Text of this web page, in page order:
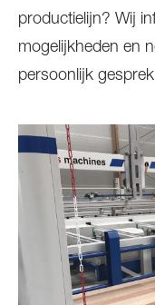
productielijn? Wij
mogelijkheden en
persoonlijk